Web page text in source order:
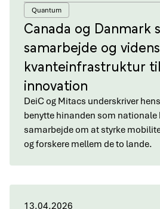
Quantum
Canada og Danmark
samarbejde og
kvanteinfrastruktur
innovation
DeiC og Mitacs underskriver
benytte hinanden som nationale
samarbejde om at styrke
og forskere mellem de to lande.
13.04.2026